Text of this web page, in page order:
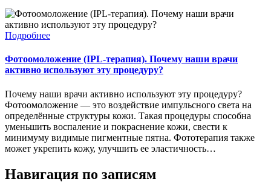
Подробнее
Фотоомоложение (IPL-терапия). Почему наши врачи
активно используют эту процедуру?
Почему наши врачи активно используют эту процедуру?
Фотоомоложение — это воздействие импульсного света на
определённые структуры кожи. Такая процедуры способна
уменьшить воспаление и покраснение кожи, свести к
минимуму видимые пигментные пятна. Фототерапия также
может укрепить кожу, улучшить ее эластичность…
Навигация по записям